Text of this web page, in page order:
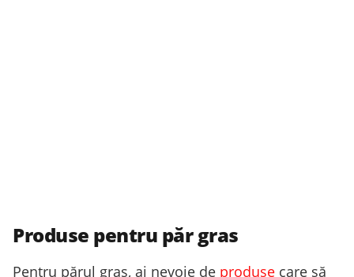
Produse pentru păr gras
Pentru părul gras, ai nevoie de produse care să